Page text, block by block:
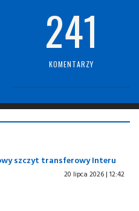
241
KOMENTARZY
szczyt transferowy Interu
20 lipca 2026 | 12:42